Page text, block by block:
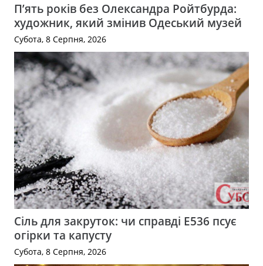
П’ять років без Олександра Ройтбурда:
художник, який змінив Одеський музей
Субота, 8 Серпня, 2026
Сіль для закруток: чи справді Е536 псує
огірки та капусту
Субота, 8 Серпня, 2026